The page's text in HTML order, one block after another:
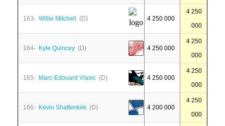
163- Willie Mitchell (D) 4 250 000
4 250
000
164- Kyle Quincey (D) 4 250 000
4 250
000
165- Marc-Edouard Vlasic (D) 4 250 000
4 250
000
166- Kevin Shattenkirk (D) 4 200 000
4 250
000